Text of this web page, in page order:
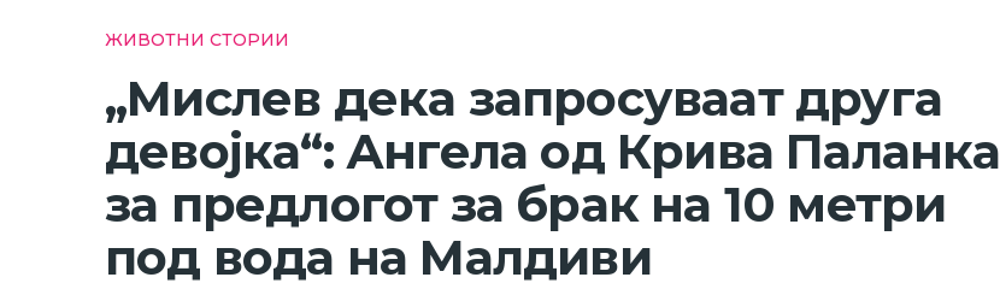
ЖИВОТНИ СТОРИИ
„Мислев дека запросуваат друга
девојка“: Ангела од Крива Паланка
за предлогот за брак на 10 метри
под вода на Малдиви